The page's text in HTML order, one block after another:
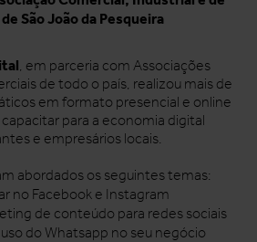
São João da Pesqueira
, em parceria com Associações
de todo o país, realizou mais de
em formato presencial e online
capacitar para a economia digital
e empresários locais.
abordados os seguintes temas:
no Facebook e Instagram
de conteúdo para redes sociais
do Whatsapp no seu negócio